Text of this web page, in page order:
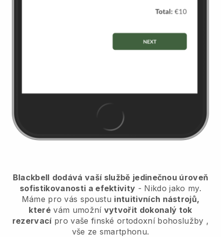
Blackbell dodává vaší službě jedinečnou úroveň
sofistikovanosti a efektivity - Nikdo jako my.
Máme pro vás spoustu intuitivních nástrojů,
které vám umožní vytvořit dokonalý tok
rezervací pro vaše finské ortodoxní bohoslužby ,
vše ze smartphonu.